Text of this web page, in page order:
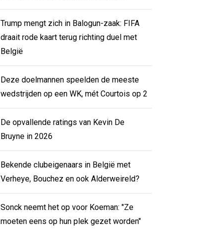
Trump mengt zich in Balogun-zaak: FIFA
draait rode kaart terug richting duel met
België
Deze doelmannen speelden de meeste
wedstrijden op een WK, mét Courtois op 2
De opvallende ratings van Kevin De
Bruyne in 2026
Bekende clubeigenaars in België met
Verheye, Bouchez en ook Alderweireld?
Sonck neemt het op voor Koeman: "Ze
moeten eens op hun plek gezet worden"